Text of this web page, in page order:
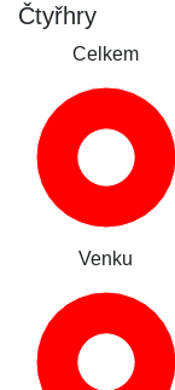
Čtyřhry
Celkem
Venku